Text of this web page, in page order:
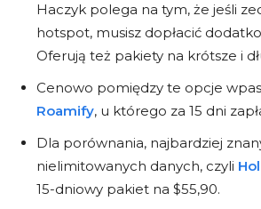
Szukasz najkorzystniejszej oferty
aktualnych zniżek, które pozwolą
pieniądze podczas podróży.
kod i skorzystać z oferty!
KOD AIRALO
Haczyk polega na tym, że jeśli
hotspot, musisz dopłacić
Oferują też pakiety na krótsze i
Cenowo pomiędzy te opcje
Roamify, u którego za 15 dni
Dla porównania, najbardziej
nielimitowanych danych, czyli
15-dniowy pakiet na $55,90.